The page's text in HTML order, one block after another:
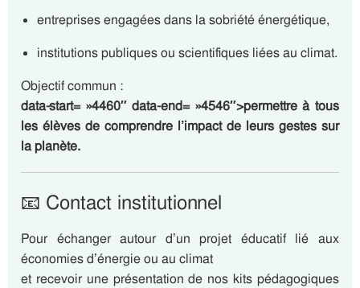
entreprises engagées dans la sobriété énergétique,
institutions publiques ou scientifiques liées au climat.
Objectif commun :
data-start= »4460″ data-end= »4546″>permettre à tous
les élèves de comprendre l’impact de leurs gestes sur
la planète.
📧 Contact institutionnel
Pour échanger autour d’un projet éducatif lié aux
économies d’énergie ou au climat
et recevoir une présentation de nos kits pédagogiques